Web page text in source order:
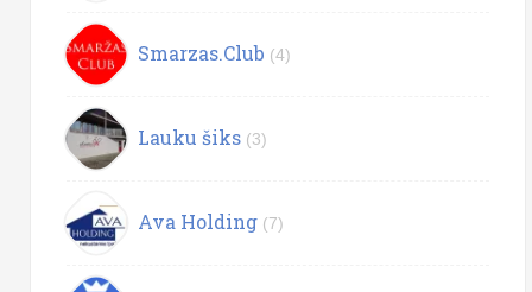
Smarzas.Club (4)
Lauku šiks (3)
Ava Holding (7)